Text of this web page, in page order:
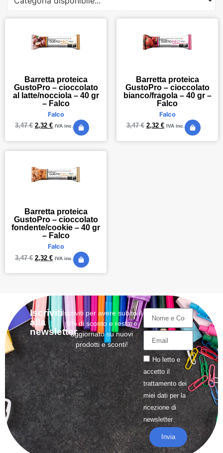
Barretta proteica
GustoPro – cioccolato
al latte/nocciola – 40 gr
– Falco
Falco
3,47€ 2,32 € IVA inc.
Barretta proteica
GustoPro – cioccolato
bianco/fragola – 40 gr –
Falco
Falco
3,47€ 2,32 € IVA inc.
Barretta proteica
GustoPro – cioccolato
fondente/cookie – 40 gr
– Falco
Falco
3,47€ 2,32 € IVA inc.
Iscriviti
alla
newsletter
Iscriviti per avere subito il
5% di sconto e restare
aggiornato su nuovi
prodotti e sconti!
Ho letto e
accetto il
trattamentodei
miei dati per la
ricezione di
newsletter
Invia